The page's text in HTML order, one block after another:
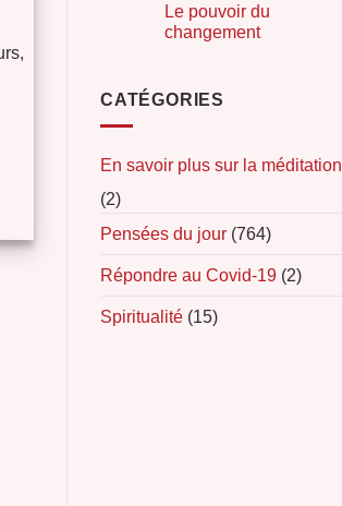
Le pouvoir du
changement
CATÉGORIES
En savoir plus sur la méditation
(2)
Pensées du jour (764)
Répondre au Covid-19 (2)
Spiritualité (15)